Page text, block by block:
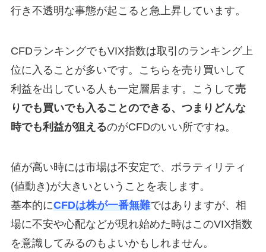
行き不透明な事態が起こると急上昇しています。
CFDランキングでもVIX指数は取引のランキング上
位に入ることが多いです。こちらを売り買いして
利益を出している人も一定層居ます。こうして売
りでも買いでも入ることのできる、つまりどんな
時でも利益が狙えるのがCFDのいい所ですね。
値が高い時には市場は不安定で、ボラティリティ
(値動き)が大きいということを表します。
基本的にCFDは株が一番無難ではありますが、相
場に不安や心配などが現れ始めた時はこのVIX指数
を意識してみるのもよいかもしれません。